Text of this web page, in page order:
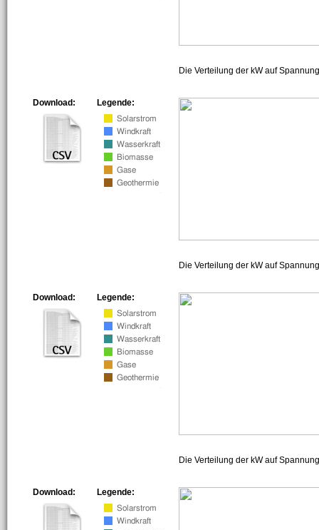
Die Verteilung der kW auf
Legende:
Download:
Die Verteilung der kW auf
Legende:
Download:
Die Verteilung der kW auf
Legende:
Download: